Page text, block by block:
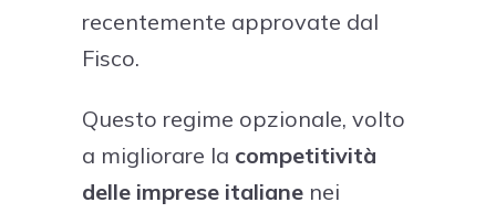
recentemente approvate dal
Fisco.
Questo regime opzionale, volto
a migliorare la competitività
delle imprese italiane nei